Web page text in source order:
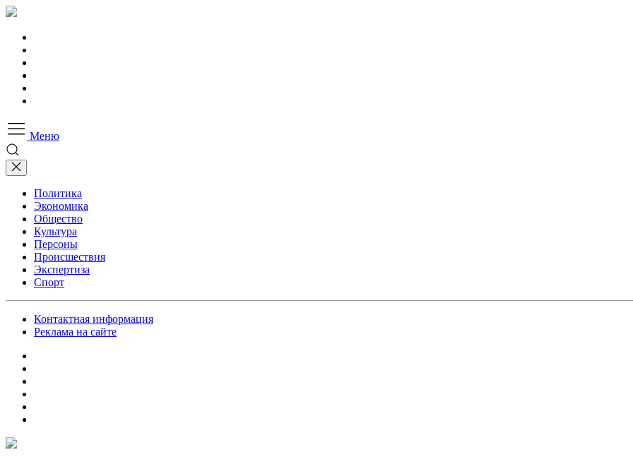
Меню
Политика
Экономика
Общество
Культура
Персоны
Происшествия
Экспертиза
Спорт
Контактная информация
Реклама на сайте